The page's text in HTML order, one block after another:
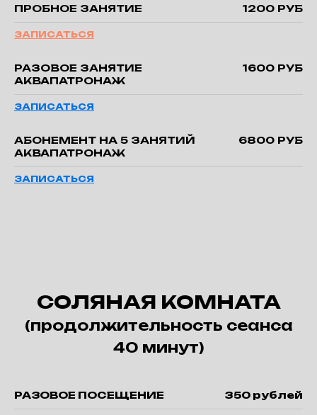
ПРОБНОЕ ЗАНЯТИЕ 1200 РУБ
ЗАПИСАТЬСЯ
РАЗОВОЕ ЗАНЯТИЕ
АКВАПАТРОНАЖ
1600 РУБ
ЗАПИСАТЬСЯ
АБОНЕМЕНТ НА 5 ЗАНЯТИЙ
АКВАПАТРОНАЖ
6800 РУБ
ЗАПИСАТЬСЯ
СОЛЯНАЯ КОМНАТА
(продолжительность сеанса
40 минут)
РАЗОВОЕ ПОСЕЩЕНИЕ 350 рублей